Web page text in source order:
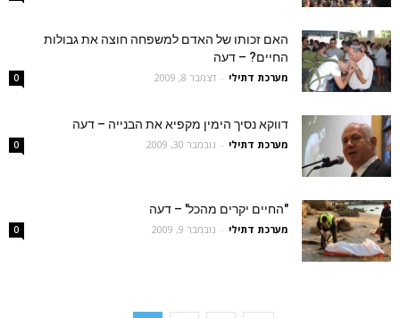
האם זכותו של האדם למשפחה חוצה את גבולות
החיים? – דעה
מערכת דתילי - דצמבר 8, 2009 0
דווקא נסיך הימין מקפיא את הבנייה – דעה
מערכת דתילי - נובמבר 30, 2009 0
"החיים יקרים מהכל' – דעה
מערכת דתילי - נובמבר 9, 2009 0